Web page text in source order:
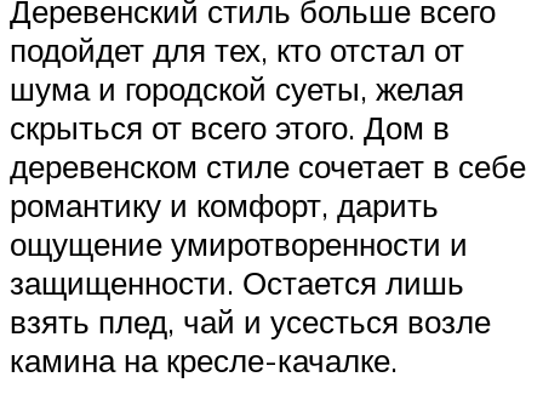
Деревенский стиль больше всего
подойдет для тех, кто отстал от
шума и городской суеты, желая
скрыться от всего этого. Дом в
деревенском стиле сочетает в себе
романтику и комфорт, дарить
ощущение умиротворенности и
защищенности. Остается лишь
взять плед, чай и усесться возле
камина на кресле-качалке.